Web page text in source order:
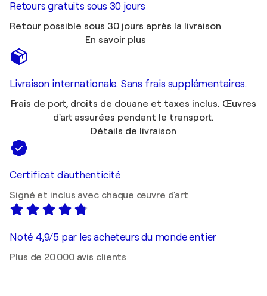
Retours gratuits sous 30 jours
Retour possible sous 30 jours après la livraison
En savoir plus
Livraison internationale. Sans frais supplémentaires.
Frais de port, droits de douane et taxes inclus. Œuvres
d'art assurées pendant le transport.
Détails de livraison
Certificat d'authenticité
Signé et inclus avec chaque œuvre d'art
Noté 4,9/5 par les acheteurs du monde entier
Plus de 20 000 avis clients